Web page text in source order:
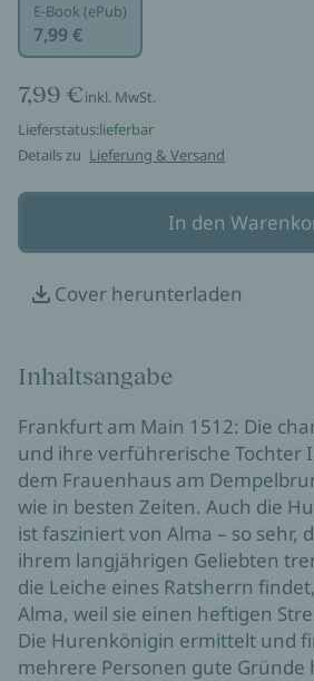
E-Book (ePub)
7,99 €
7,99 €inkl. MwSt.
Lieferstatus:lieferbar
Details zu Lieferung & Versand
In den
Cover herunterladen
Inhaltsangabe
Frankfurt am Main 1512: Die
und ihre verführerische Tochter
dem Frauenhaus am
wie in besten Zeiten. Auch die
ist fasziniert von Alma – so sehr,
ihrem langjährigen Geliebten
die Leiche eines Ratsherrn
Alma, weil sie einen heftigen
Die Hurenkönigin ermittelt und
mehrere Personen gute Gründe